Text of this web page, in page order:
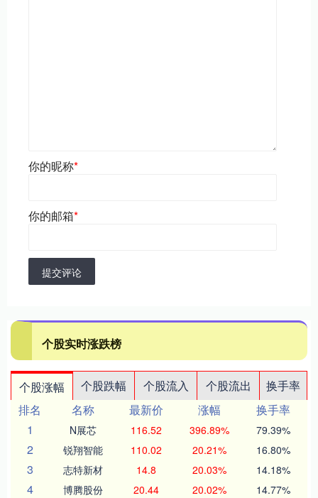
你的昵称*
你的邮箱*
提交评论
个股实时涨跌榜
个股涨幅 个股跌幅 个股流入 个股流出
换手率
排名
名称 最新价 涨幅
换手率
1
N展芯 116.52 396.89% 79.39%
2 锐翔智能 110.02 20.21% 16.80%
3 志特新材 14.8 20.03% 14.18%
4 博腾股份 20.44 20.02% 14.77%